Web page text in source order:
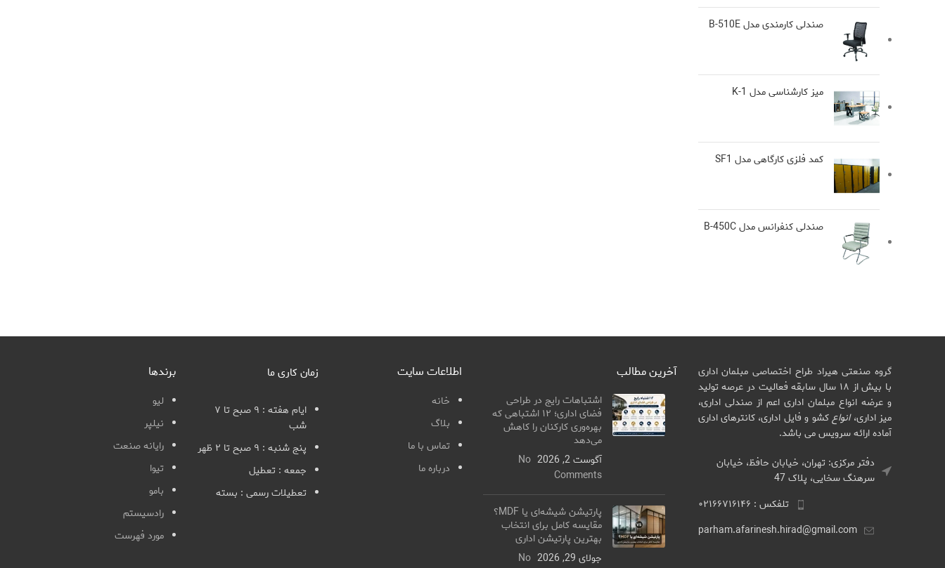
صندلی کارمندی مدل B-510E
میز کارشناسی مدل K-1
کمد فلزی کارگاهی مدل SF1
صندلی کنفرانس مدل B-450C
گروه صنعتی هیراد طراح اختصاصی مبلمان اداری
با بیش از ۱۸ سال سابقه فعالیت در عرصه تولید
و عرضه انواع مبلمان اداری اعم از صندلی اداری،
میز اداری،انواعکشو و فایل اداری، کانترهای اداری
آماده ارائه سرویس می باشد.
دفتر مرکزی: تهران، خیابان حافظ، خیابان
سرهنگ سخایی، پلاک 47
تلفکس : ۰۲۱۶۶۷۱۶۱۴۶
parham.afarinesh.hirad@gmail.com
آخرین مطالب
اشتباهات رایج در طراحی
فضای اداری؛ ۱۲ اشتباهی که
بهره‌وری کارکنان را کاهش
می‌دهد
آگوست 2, 2026
No
Comments
پارتیشن شیشه‌ای یا MDF؟
مقایسه کامل برای انتخاب
بهترین پارتیشن اداری
جولای 29, 2026
No
اطلاعات سایت
خانه
بلاگ
تماس با ما
درباره ما
زمان کاری ما
ایام هفته : ۹ صبح تا ۷
شب
پنج شنبه : ۹ صبح تا ۲ ظهر
جمعه : تعطیل
تعطیلات رسمی : بسته
برندها
لیو
نیلپر
رایانه صنعت
تیوا
بامو
رادسیستم
مورد فهرست